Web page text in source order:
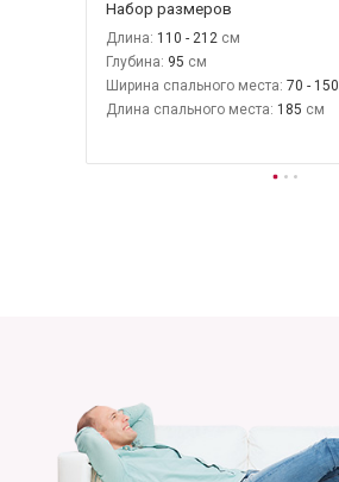
Набор размеров
Длина: 110 - 212
Глубина: 95
Ширина спального места: 70 - 150
Длина спального места: 185